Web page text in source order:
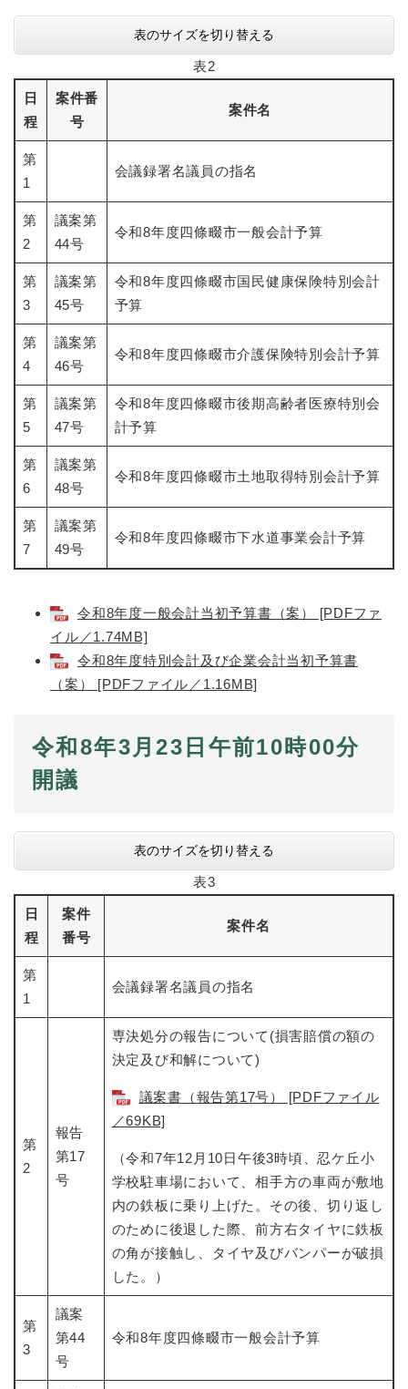
表のサイズを切り替える
表2
日
程
案件番
号
案件名
第
1
会議録署名議員の指名
第
2
議案第
44号
令和8年度四條畷市一般会計予算
第
3
議案第
45号
令和8年度四條畷市国民健康保険特別会計
予算
第
4
議案第
46号
令和8年度四條畷市介護保険特別会計予算
第
5
議案第
47号
令和8年度四條畷市後期高齢者医療特別会
計予算
第
6
議案第
48号
令和8年度四條畷市土地取得特別会計予算
第
7
議案第
49号
令和8年度四條畷市下水道事業会計予算
令和8年度一般会計当初予算書（案） [PDFファ
イル／1.74MB]
令和8年度特別会計及び企業会計当初予算書
（案） [PDFファイル／1.16MB]
令和8年3月23日午前10時00分
開議
表のサイズを切り替える
表3
日
程
案件
番号
案件名
第
1
会議録署名議員の指名
第
2
報告
第17
号
専決処分の報告について(損害賠償の額の
決定及び和解について)
議案書（報告第17号） [PDFファイル
／69KB]
（令和7年12月10日午後3時頃、忍ケ丘小
学校駐車場において、相手方の車両が敷地
内の鉄板に乗り上げた。その後、切り返し
のために後退した際、前方右タイヤに鉄板
の角が接触し、タイヤ及びバンパーが破損
した。）
第
3
議案
第44
号
令和8年度四條畷市一般会計予算